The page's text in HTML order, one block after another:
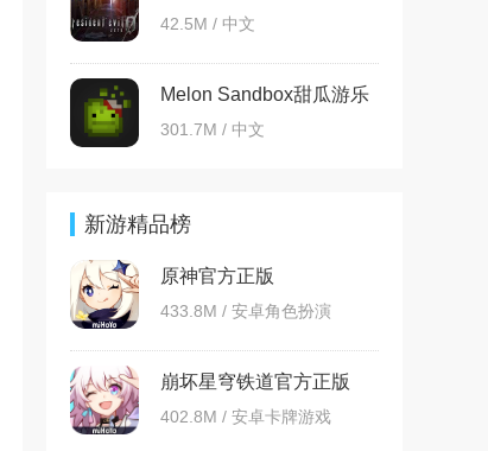
42.5M / 中文
Melon Sandbox甜瓜游乐
301.7M / 中文
新游精品榜
原神官方正版
433.8M / 安卓角色扮演
崩坏星穹铁道官方正版
402.8M / 安卓卡牌游戏